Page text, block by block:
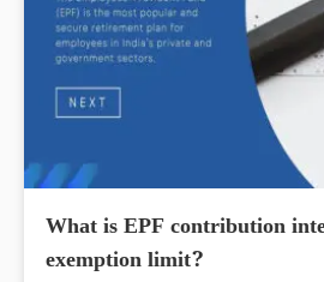
What is EPF contribution
exemption limit?